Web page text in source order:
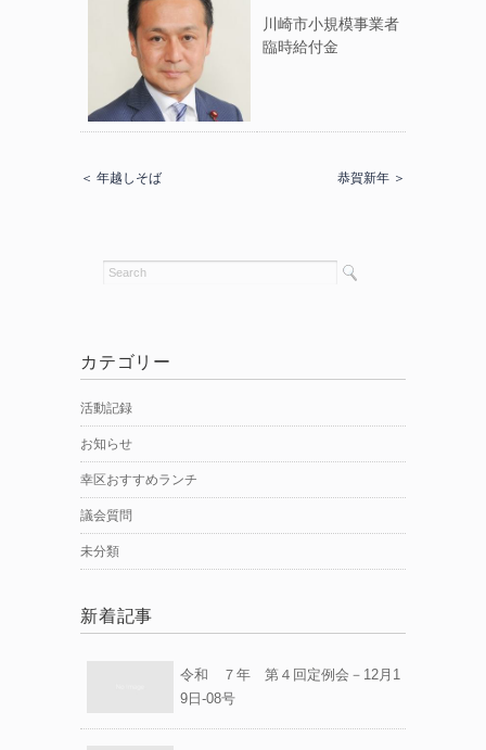
川崎市小規模事業者
臨時給付金
＜ 年越しそば 恭賀新年 ＞
カテゴリー
活動記録
お知らせ
幸区おすすめランチ
議会質問
未分類
新着記事
令和 ７年 第４回定例会－12月1
9日-08号